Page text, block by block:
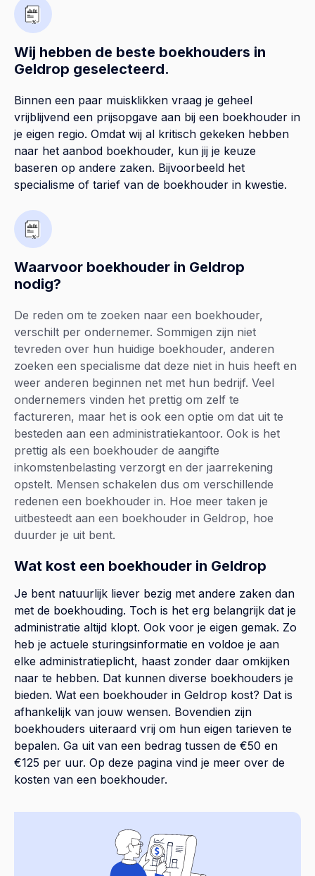
Wij hebben de beste boekhouders in
Geldrop geselecteerd.
Binnen een paar muisklikken vraag je geheel
vrijblijvend een prijsopgave aan bij een boekhouder in
je eigen regio. Omdat wij al kritisch gekeken hebben
naar het aanbod boekhouder, kun jij je keuze
baseren op andere zaken. Bijvoorbeeld het
specialisme of tarief van de boekhouder in kwestie.
Waarvoor boekhouder in Geldrop
nodig?
De reden om te zoeken naar een boekhouder,
verschilt per ondernemer. Sommigen zijn niet
tevreden over hun huidige boekhouder, anderen
zoeken een specialisme dat deze niet in huis heeft en
weer anderen beginnen net met hun bedrijf. Veel
ondernemers vinden het prettig om zelf te
factureren, maar het is ook een optie om dat uit te
besteden aan een administratiekantoor. Ook is het
prettig als een boekhouder de aangifte
inkomstenbelasting verzorgt en der jaarrekening
opstelt. Mensen schakelen dus om verschillende
redenen een boekhouder in. Hoe meer taken je
uitbesteedt aan een boekhouder in Geldrop, hoe
duurder je uit bent.
Wat kost een boekhouder in Geldrop
Je bent natuurlijk liever bezig met andere zaken dan
met de boekhouding. Toch is het erg belangrijk dat je
administratie altijd klopt. Ook voor je eigen gemak. Zo
heb je actuele sturingsinformatie en voldoe je aan
elke administratieplicht, haast zonder daar omkijken
naar te hebben. Dat kunnen diverse boekhouders je
bieden. Wat een boekhouder in Geldrop kost? Dat is
afhankelijk van jouw wensen. Bovendien zijn
boekhouders uiteraard vrij om hun eigen tarieven te
bepalen. Ga uit van een bedrag tussen de €50 en
€125 per uur. Op deze pagina vind je meer over de
kosten van een boekhouder.